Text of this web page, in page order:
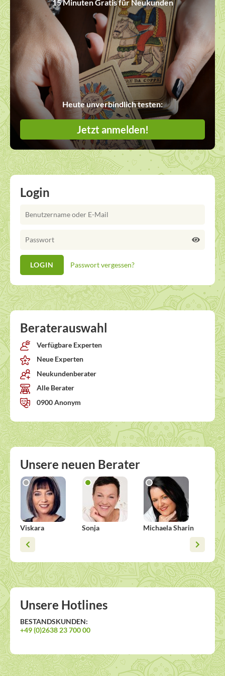
15 Minuten Gratis für Neukunden
Heute unverbindlich testen:
Jetzt anmelden!
Login
Passwort vergessen?
Beraterauswahl
Verfügbare Experten
Neue Experten
Neukundenberater
Alle Berater
0900 Anonym
Unsere neuen Berater
Viskara Sonja Michaela Sharin Alisha
Unsere Hotlines
BESTANDSKUNDEN:
+49 (0)2638 23 700 00